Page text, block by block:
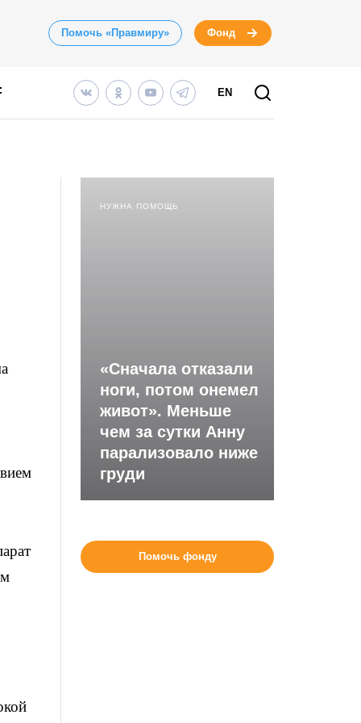
Помочь «Правмиру» Фонд
EN
НУЖНА ПОМОЩЬ
«Сначала отказали
ноги, потом онемел
живот». Меньше
чем за сутки Анну
парализовало ниже
груди
Помочь фонду